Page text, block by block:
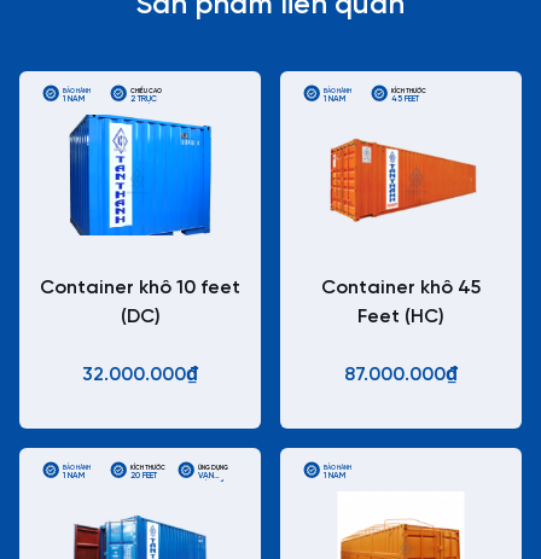
BẢO HÀNH
1 NĂM
CHIỀU CAO
2 TRỤC
Container khô 10 feet
(DC)
32.000.000₫
BẢO HÀNH
1 NĂM
KÍCH THƯỚC
45 FEET
Container khô 45
Feet (HC)
87.000.000₫
BẢO HÀNH
1 NĂM
KÍCH THƯỚC
20 FEET
ỨNG DỤNG
VẬN
BẢO HÀNH
1 NĂM